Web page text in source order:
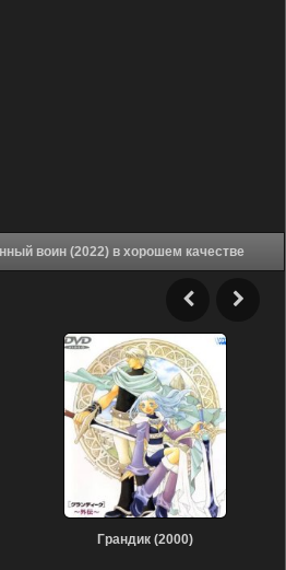
Аниме Вака – заколдованный воин (2022) в хорошем качестве
Грандик (2000)